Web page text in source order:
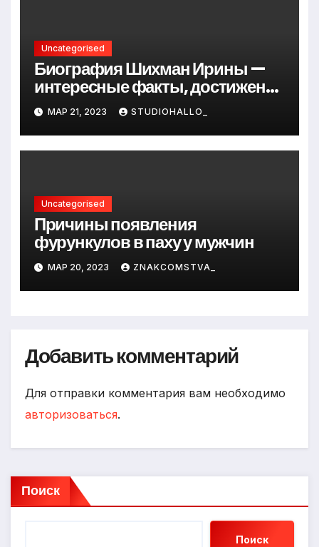
Uncategorised
Биография Шихман Ирины —
интересные факты, достижения
и путь к успеху
МАР 21, 2023 STUDIOHALLO_
Uncategorised
Причины появления
фурункулов в паху у мужчин
МАР 20, 2023 ZNAKCOMSTVA_
Добавить комментарий
Для отправки комментария вам необходимо
авторизоваться.
Поиск
Поиск